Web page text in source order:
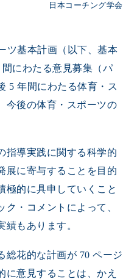
日本コーチング学会
ツ基本計画（以下、基本
にわたる意見募集（パ
5 年間にわたる体育・ス
今後の体育・スポーツの
指導実践に関する科学的
展に寄与することを目的
極的に具申していくこと
・コメントによって、
績もあります。
総花的な計画が 70 ページ
に意見することは、かえ